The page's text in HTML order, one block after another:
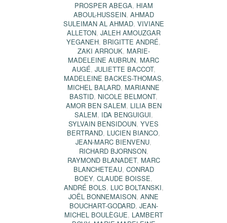
PROSPER ABEGA, HIAM
ABOUL-HUSSEIN, AHMAD
SULEIMAN AL AHMAD, VIVIANE
ALLETON, JALEH AMOUZGAR
YEGANEH, BRIGITTE ANDRÉ,
ZAKI ARROUK, MARIE-
MADELEINE AUBRUN, MARC
AUGÉ, JULIETTE BACCOT,
MADELEINE BACKES-THOMAS,
MICHEL BALARD, MARIANNE
BASTID, NICOLE BELMONT,
AMOR BEN SALEM, LILIA BEN
SALEM, IDA BENGUIGUI,
SYLVAIN BENSIDOUN, YVES
BERTRAND, LUCIEN BIANCO,
JEAN-MARC BIENVENU,
RICHARD BJORNSON,
RAYMOND BLANADET, MARC
BLANCHETEAU, CONRAD
BOEY, CLAUDE BOISSE,
ANDRÉ BOLS, LUC BOLTANSKI,
JOËL BONNEMAISON, ANNE
BOUCHART-GODARD, JEAN-
MICHEL BOULÈGUE, LAMBERT